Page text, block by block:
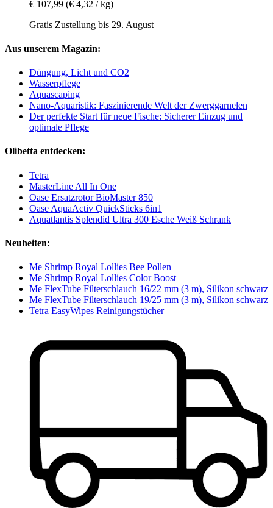
€ 107,99 (€ 4,32 / kg)
Gratis Zustellung bis 29. August
Aus unserem Magazin:
Düngung, Licht und CO2
Wasserpflege
Aquascaping
Nano-Aquaristik: Faszinierende Welt der Zwerggarnelen
Der perfekte Start für neue Fische: Sicherer Einzug und
optimale Pflege
Olibetta entdecken:
Tetra
MasterLine All In One
Oase Ersatzrotor BioMaster 850
Oase AquaActiv QuickSticks 6in1
Aquatlantis Splendid Ultra 300 Esche Weiß Schrank
Neuheiten:
Me Shrimp Royal Lollies Bee Pollen
Me Shrimp Royal Lollies Color Boost
Me FlexTube Filterschlauch 16/22 mm (3 m), Silikon schwarz
Me FlexTube Filterschlauch 19/25 mm (3 m), Silikon schwarz
Tetra EasyWipes Reinigungstücher